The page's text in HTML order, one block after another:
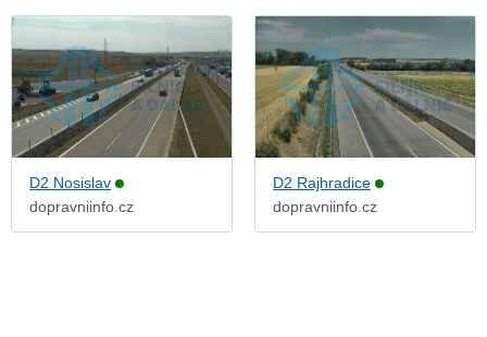
D2 Nosislav
dopravniinfo.cz
D2 Rajhradice
dopravniinfo.cz